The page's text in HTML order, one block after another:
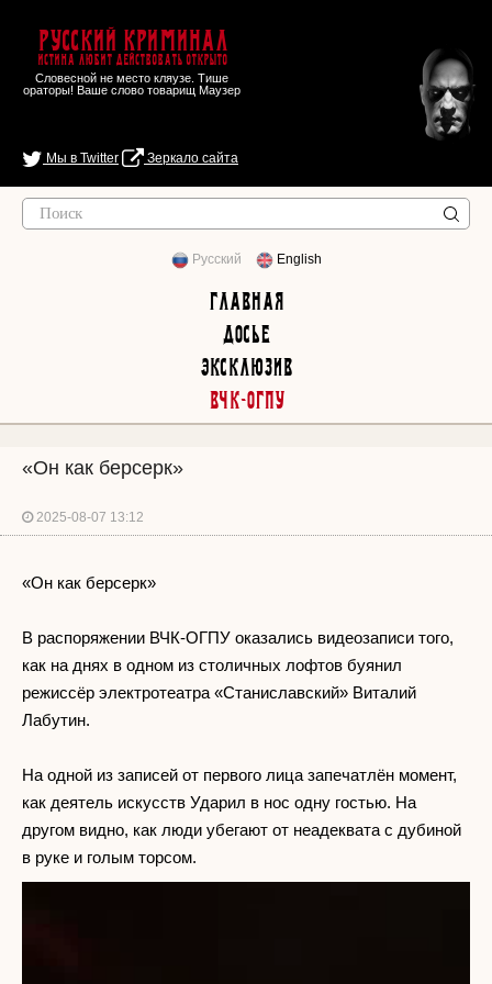
Русский Криминал
Истина любит действовать открыто
Словесной не место кляузе. Тише
ораторы! Ваше слово товарищ Маузер
Мы в Twitter Зеркало сайта
Русский English
Главная
Досье
Эксклюзив
ВЧК-ОГПУ
«Он как берсерк»
2025-08-07 13:12
«Он как берсерк»
В распоряжении ВЧК-ОГПУ оказались видеозаписи того,
как на днях в одном из столичных лофтов буянил
режиссёр электротеатра «Станиславский» Виталий
Лабутин.
На одной из записей от первого лица запечатлён момент,
как деятель искусств Ударил в нос одну гостью. На
другом видно, как люди убегают от неадеквата с дубиной
в руке и голым торсом.